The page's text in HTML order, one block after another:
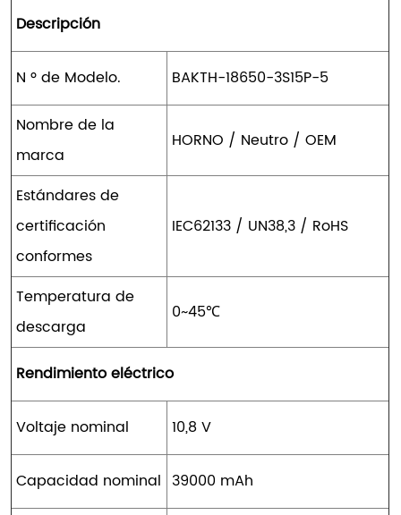
Descripción
N º de Modelo. BAKTH-18650-3S15P-5
Nombre de la
marca
HORNO / Neutro / OEM
Estándares de
certificación
conformes
IEC62133 / UN38,3 / RoHS
Temperatura de
descarga
0~45℃
Rendimiento eléctrico
Voltaje nominal 10,8 V
Capacidad nominal 39000 mAh